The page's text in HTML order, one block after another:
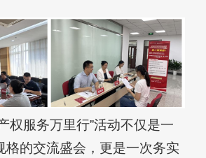
权服务万里行”活动不仅是一
格的交流盛会，更是一次务实